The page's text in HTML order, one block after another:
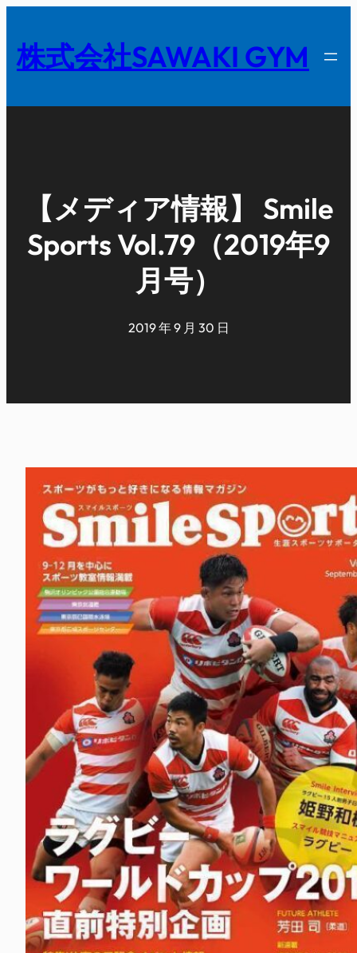
を
キ
株式会社SAWAKI GYM
【メディア情報】 Smile
Sports Vol.79（2019年9
月号）
2019 年 9 月 30 日